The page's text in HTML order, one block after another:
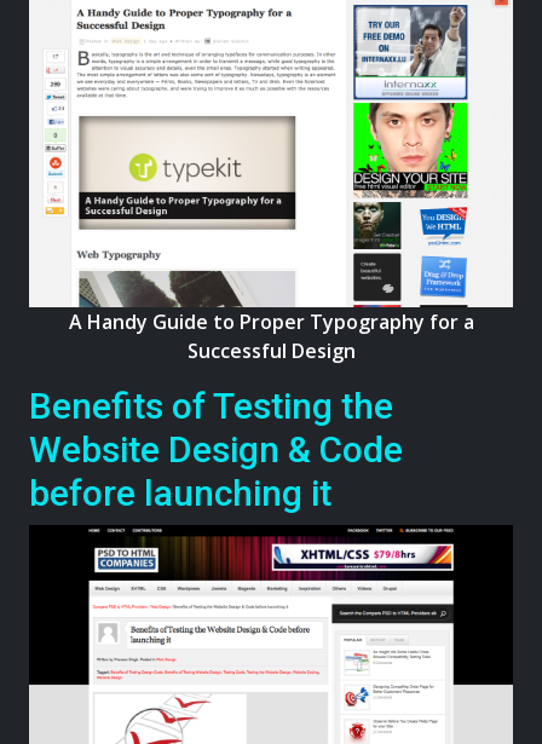
A Handy Guide to Proper Typography for a
Successful Design
Benefits of Testing the
Website Design & Code
before launching it